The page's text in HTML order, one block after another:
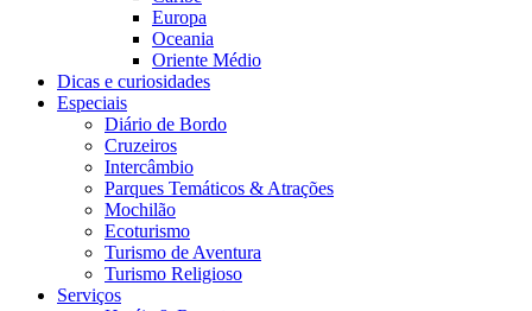
Europa
Oceania
Oriente Médio
Dicas e curiosidades
Especiais
Diário de Bordo
Cruzeiros
Intercâmbio
Parques Temáticos & Atrações
Mochilão
Ecoturismo
Turismo de Aventura
Turismo Religioso
Serviços